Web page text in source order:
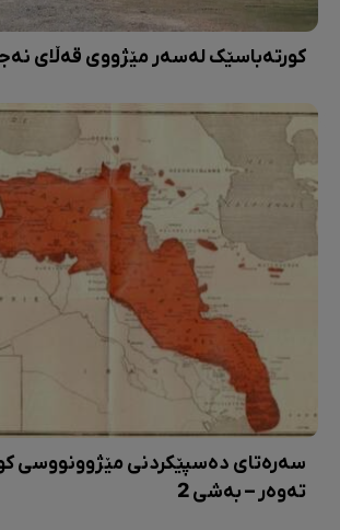
کورتەباسێک لەسەر مێژووی قەڵای
سەرەتای دەسپێکردنی مێژوونووسی
تەوەر – بەشی 2